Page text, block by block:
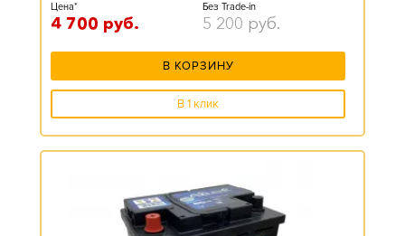
Цена*
4 700 руб.
Без Trade-in
5 200 руб.
В КОРЗИНУ
В 1 клик